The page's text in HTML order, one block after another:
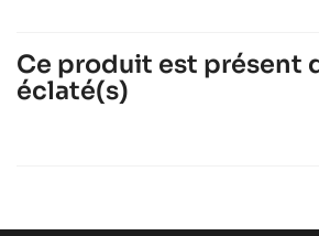
Ce produit est présent
éclaté(s)